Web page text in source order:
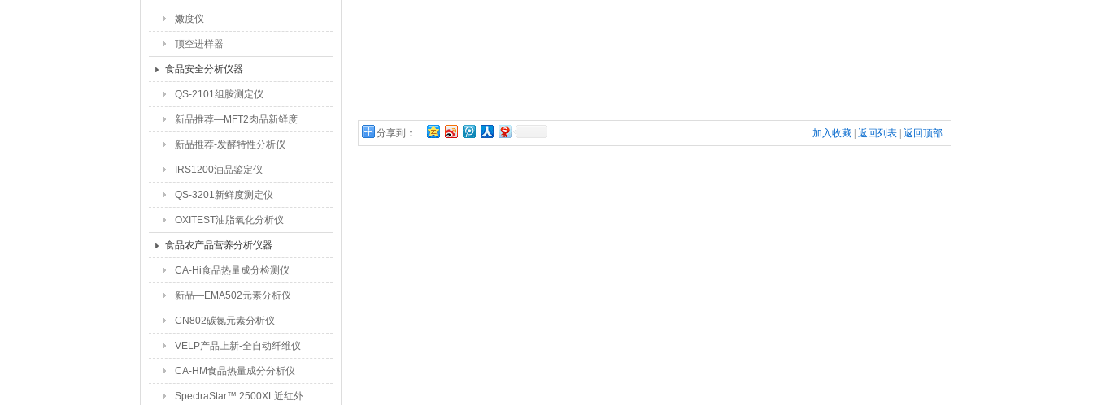
置
嫩度仪
顶空进样器
食品安全分析仪器
QS-2101组胺测定仪
新品推荐—MFT2肉品新鲜度
测定仪
新品推荐-发酵特性分析仪
IRS1200油品鉴定仪
QS-3201新鲜度测定仪
OXITEST油脂氧化分析仪
食品农产品营养分析仪器
CA-Hi食品热量成分检测仪
新品—EMA502元素分析仪
CN802碳氮元素分析仪
VELP产品上新-全自动纤维仪
CA-HM食品热量成分分析仪
SpectraStar™ 2500XL近红外
分享到： 加入收藏 返回列表 返回顶部